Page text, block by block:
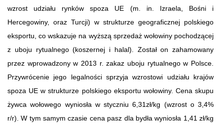
wzrost udziału rynków spoza UE (m. in. Izraela, Bośni i
Hercegowiny, oraz Turcji) w strukturze geograficznej polskiego
eksportu, co wskazuje na wyższą sprzedaż wołowiny pochodzącej
z uboju rytualnego (koszernej i halal). Został on zahamowany
przez wprowadzony w 2013 r. zakaz uboju rytualnego w Polsce.
Przywrócenie jego legalności sprzyja wzrostowi udziału krajów
spoza UE w strukturze polskiego eksportu wołowiny. Cena skupu
żywca wołowego wyniosła w styczniu 6,31zł/kg (wzrost o 3,4%
r/r). W tym samym czasie cena pasz dla bydła wyniosła 1,41 zł/kg